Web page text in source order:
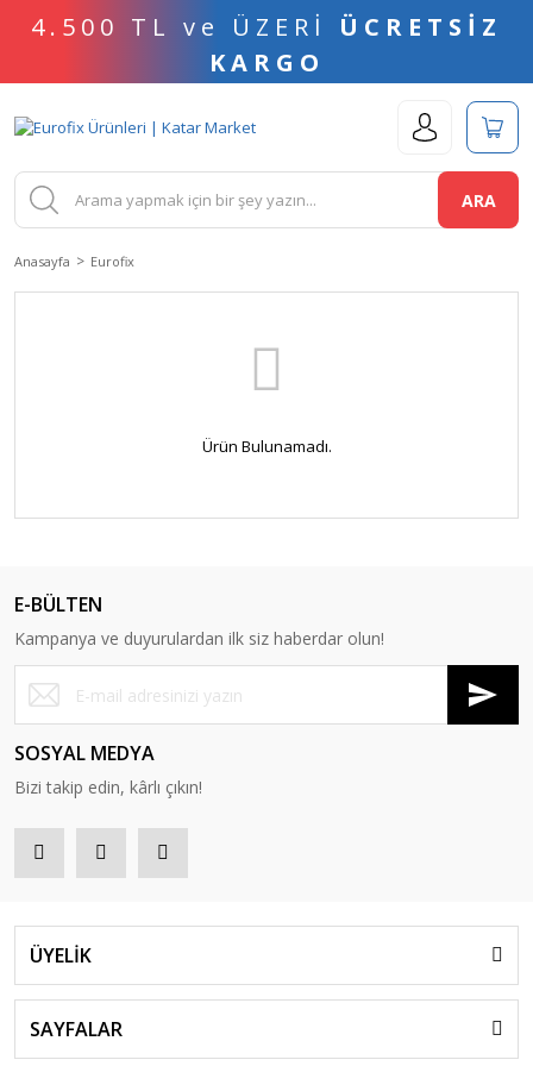
4.500 TL ve ÜZERİ ÜCRETSİZ
KARGO
ARA
Anasayfa Eurofix
Ürün Bulunamadı.
E-BÜLTEN
Kampanya ve duyurulardan ilk siz haberdar olun!
SOSYAL MEDYA
Bizi takip edin, kârlı çıkın!
ÜYELİK
SAYFALAR